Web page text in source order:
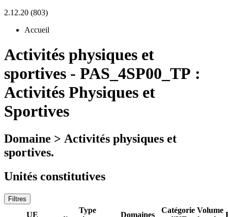
2.12.20 (803)
Accueil
Activités physiques et
sportives - PAS_4SP00_TP :
Activités Physiques et
Sportives
Domaine > Activités physiques et
sportives.
Unités constitutives
Filtres
UE
Type
Domaines
Catégorie Volume